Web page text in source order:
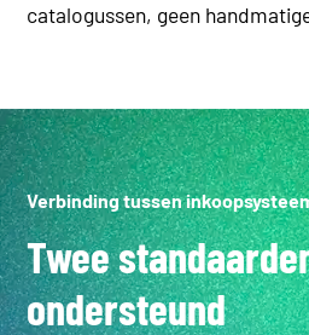
catalogussen, geen
Verbinding tussen
Twee
ondersteund